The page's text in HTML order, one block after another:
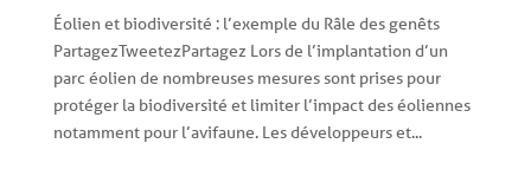
Éolien et biodiversité : l’exemple du Râle des genêts
PartagezTweetezPartagez Lors de l’implantation d’un
parc éolien de nombreuses mesures sont prises pour
protéger la biodiversité et limiter l’impact des éoliennes
notamment pour l’avifaune. Les développeurs et...